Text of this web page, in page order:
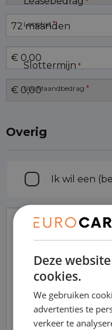
Looptijd *
Slottermijn *
Uw Maandbedrag *
Overig
Ik wil een
Opmerkingen
Deze
cookies.
We gebruiken
advertenties te
verkeer te